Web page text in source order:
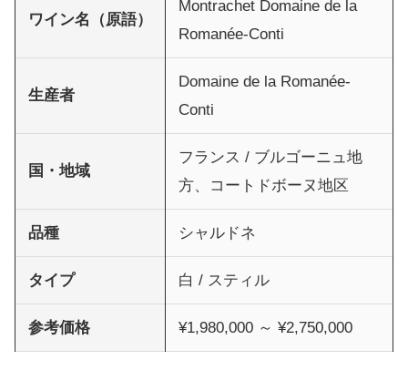
ワイン名（原語）
Montrachet Domaine de la
Romanée-Conti
生産者
Domaine de la Romanée-
Conti
国・地域
フランス / ブルゴーニュ地
方、コートドボーヌ地区
品種 シャルドネ
タイプ 白 / スティル
参考価格 ¥1,980,000 ～ ¥2,750,000